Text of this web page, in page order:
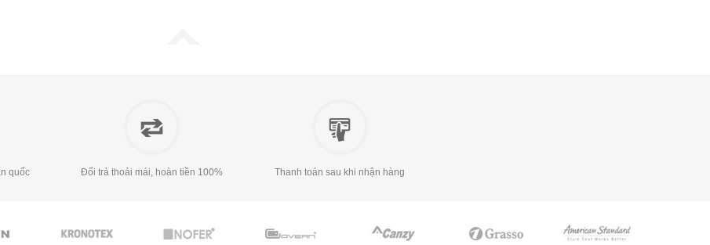
quốc Đổi trả thoải mái, hoàn tiền 100% Thanh toán sau khi nhận hàng